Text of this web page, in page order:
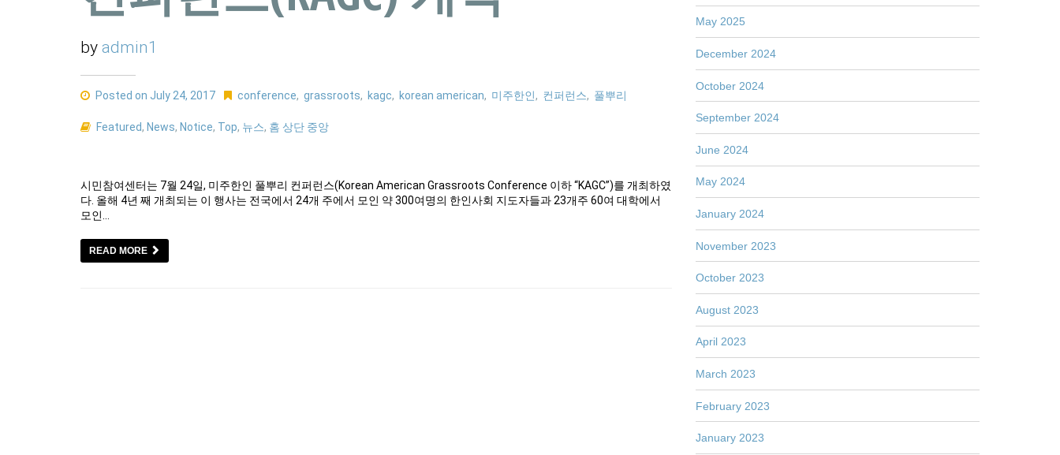
by admin1
Posted on July 24, 2017 conference,grassroots, kagc, korean american, 미주한인, 컨퍼런스, 풀뿌리
Featured, News, Notice, Top, 뉴스, 홈 상단 중앙
시민참여센터는 7월 24일, 미주한인 풀뿌리 컨퍼런스(Korean American Grassroots Conference 이하 “KAGC”)를 개최하였
다. 올해 4년 째 개최되는 이 행사는 전국에서 24개 주에서 모인 약 300여명의 한인사회 지도자들과 23개주 60여 대학에서
모인…
READ MORE
May 2025
December 2024
October 2024
September 2024
June 2024
May 2024
January 2024
November 2023
October 2023
August 2023
April 2023
March 2023
February 2023
January 2023